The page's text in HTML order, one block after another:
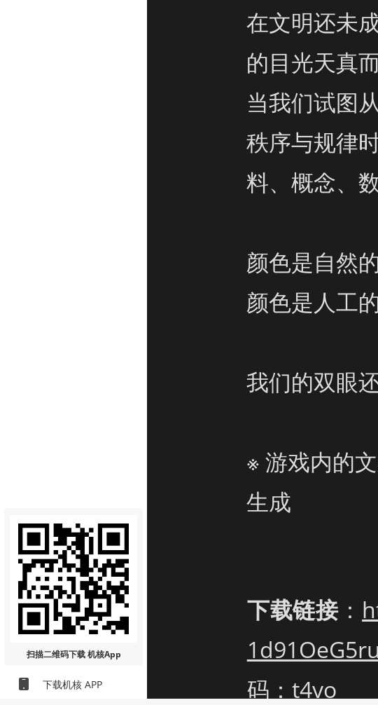
扫描二维码下载 机核App
下载机核 APP
在文明还未
的目光天真
当我们试图
秩序与规律
料、概念、
颜色是自然
颜色是人工
我们的双眼
※ 游戏内的
生成
下载链接 ：
码：t4vo